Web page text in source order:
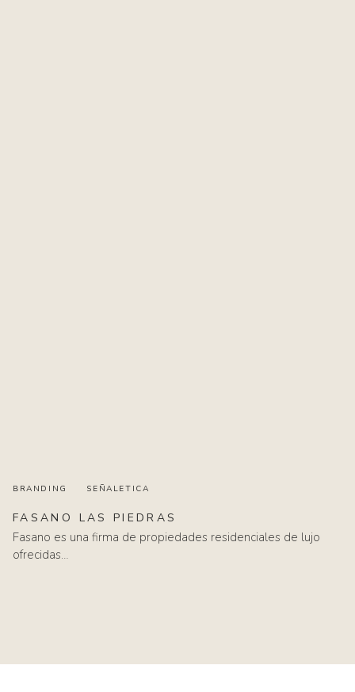
BRANDING SEÑALETICA
FASANO LAS PIEDRAS
Fasano es una firma de propiedades residenciales de lujo
ofrecidas…